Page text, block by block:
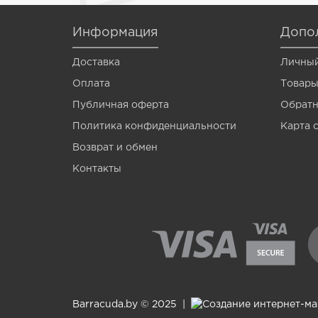
Vermis
Wagner
Мотыль
Опарыш
Информация
Доставка
Оплата
Публичная оферта
Политика конфиденциальности
Возврат и обмен
Контакты
Карта
Barracuda.by © 2025 | Создание интернет-